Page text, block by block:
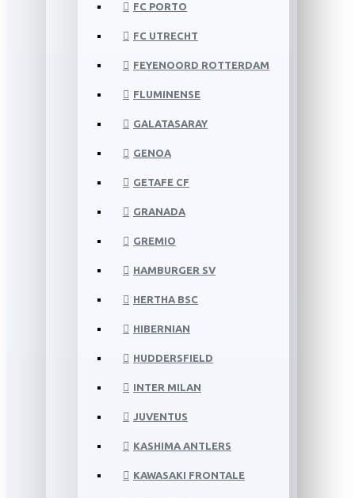
FC PORTO
FC UTRECHT
FEYENOORD ROTTERDAM
FLUMINENSE
GALATASARAY
GENOA
GETAFE CF
GRANADA
GREMIO
HAMBURGER SV
HERTHA BSC
HIBERNIAN
HUDDERSFIELD
INTER MILAN
JUVENTUS
KASHIMA ANTLERS
KAWASAKI FRONTALE